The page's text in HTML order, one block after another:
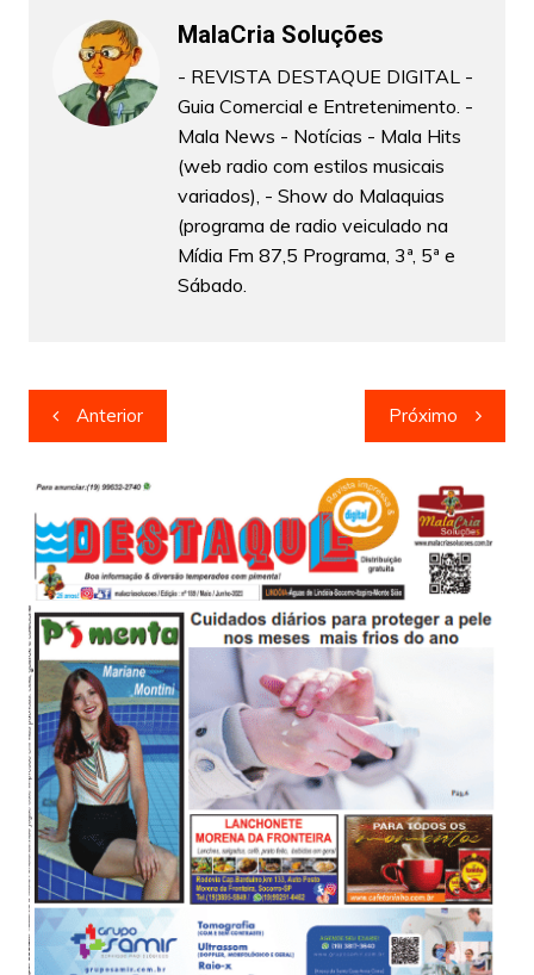
MalaCria Soluções
- REVISTA DESTAQUE DIGITAL -
Guia Comercial e Entretenimento. -
Mala News - Notícias - Mala Hits
(web radio com estilos musicais
variados), - Show do Malaquias
(programa de radio veiculado na
Mídia Fm 87,5 Programa, 3ª, 5ª e
Sábado.
Navegação
de
Post
Anterior Próximo